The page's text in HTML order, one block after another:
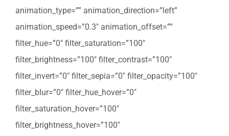
animation_type=”” animation_direction=”left”
animation_speed=”0.3″ animation_offset=””
filter_hue=”0″ filter_saturation=”100″
filter_brightness=”100″ filter_contrast=”100″
filter_invert=”0″ filter_sepia=”0″ filter_opacity=”100″
filter_blur=”0″ filter_hue_hover=”0″
filter_saturation_hover=”100″
filter_brightness_hover=”100″